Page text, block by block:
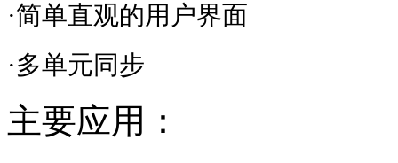
·简单直观的用户界面
·多单元同步
主要应用：